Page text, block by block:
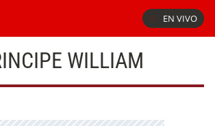
EN VIVO
WILLIAM